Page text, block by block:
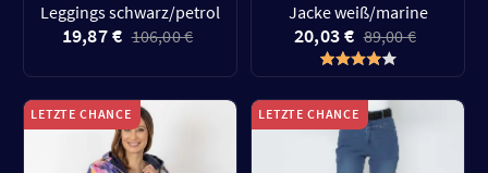
Leggings schwarz/petrol
19,87 € 106,00 €
Jacke weiß/marine
20,03 € 89,00 €
LETZTE CHANCE LETZTE CHANCE